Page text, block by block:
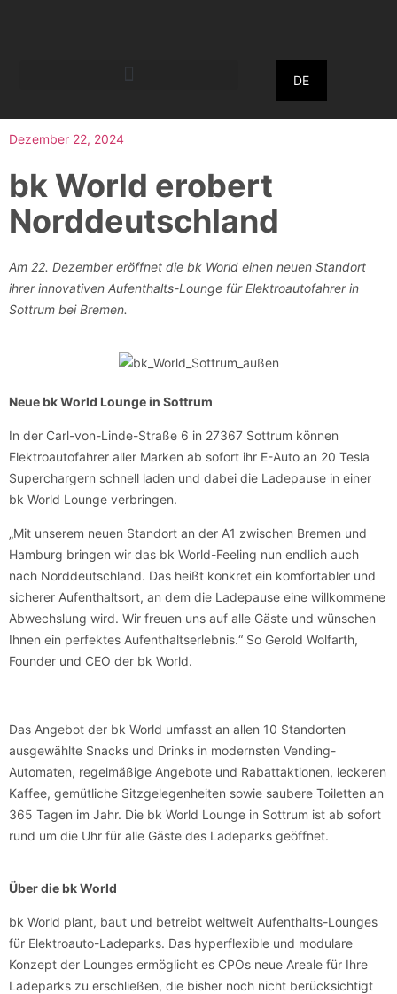
DE
Dezember 22, 2024
bk World erobert
Norddeutschland
Am 22. Dezember eröffnet die bk World einen neuen Standort
ihrer innovativen Aufenthalts-Lounge für Elektroautofahrer in
Sottrum bei Bremen.
Neue bk World Lounge in Sottrum
In der Carl-von-Linde-Straße 6 in 27367 Sottrum können
Elektroautofahrer aller Marken ab sofort ihr E-Auto an 20 Tesla
Superchargern schnell laden und dabei die Ladepause in einer
bk World Lounge verbringen.
„Mit unserem neuen Standort an der A1 zwischen Bremen und
Hamburg bringen wir das bk World-Feeling nun endlich auch
nach Norddeutschland. Das heißt konkret ein komfortabler und
sicherer Aufenthaltsort, an dem die Ladepause eine willkommene
Abwechslung wird. Wir freuen uns auf alle Gäste und wünschen
Ihnen ein perfektes Aufenthaltserlebnis.“ So Gerold Wolfarth,
Founder und CEO der bk World.
Das Angebot der bk World umfasst an allen 10 Standorten
ausgewählte Snacks und Drinks in modernsten Vending-
Automaten, regelmäßige Angebote und Rabattaktionen, leckeren
Kaffee, gemütliche Sitzgelegenheiten sowie saubere Toiletten an
365 Tagen im Jahr. Die bk World Lounge in Sottrum ist ab sofort
rund um die Uhr für alle Gäste des Ladeparks geöffnet.
Über die bk World
bk World plant, baut und betreibt weltweit Aufenthalts-Lounges
für Elektroauto-Ladeparks. Das hyperflexible und modulare
Konzept der Lounges ermöglicht es CPOs neue Areale für Ihre
Ladeparks zu erschließen, die bisher noch nicht berücksichtigt